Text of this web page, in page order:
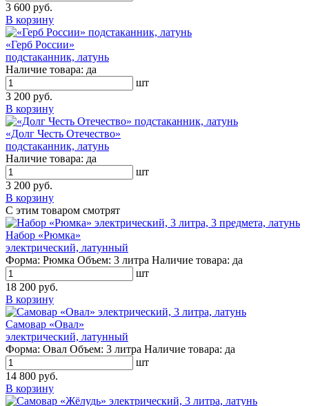
3 600 руб.
В корзину
«Герб России»
подстаканник, латунь
Наличие товара: да
шт
3 200 руб.
В корзину
«Долг Честь Отечество»
подстаканник, латунь
Наличие товара: да
шт
3 200 руб.
В корзину
С этим товаром смотрят
Набор «Рюмка»
электрический, латунный
Форма: Рюмка Объем: 3 литра Наличие товара: да
шт
18 200 руб.
В корзину
Самовар «Овал»
электрический, латунный
Форма: Овал Объем: 3 литра Наличие товара: да
шт
14 800 руб.
В корзину